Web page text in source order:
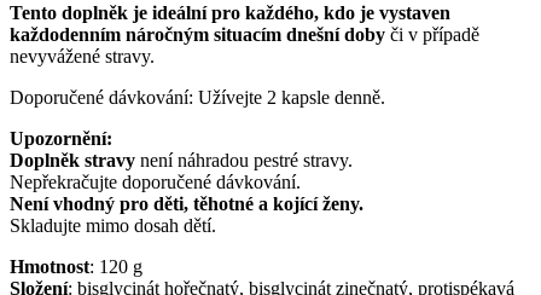
Tento doplněk je ideální pro každého, kdo je vystaven
každodenním náročným situacím dnešní doby či v případě
nevyvážené stravy.
Doporučené dávkování: Užívejte 2 kapsle denně.
Upozornění:
Doplněk stravy není náhradou pestré stravy.
Nepřekračujte doporučené dávkování.
Není vhodný pro děti, těhotné a kojící ženy.
Skladujte mimo dosah dětí.
Hmotnost: 120 g
Složení: bisglycinát hořečnatý, bisglycinát zinečnatý, protispékavá